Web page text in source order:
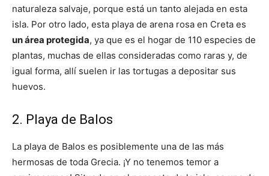
naturaleza salvaje, porque está un tanto alejada en esta
isla. Por otro lado, esta playa de arena rosa en Creta es
un área protegida, ya que es el hogar de 110 especies de
plantas, muchas de ellas consideradas como raras y, de
igual forma, allí suelen ir las tortugas a depositar sus
huevos.
2. Playa de Balos
La playa de Balos es posiblemente una de las más
hermosas de toda Grecia. ¡Y no tenemos temor a